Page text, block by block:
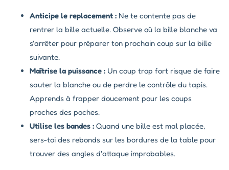
Anticipe le replacement : Ne te contente pas de
rentrer la bille actuelle. Observe où la bille blanche va
s'arrêter pour préparer ton prochain coup sur la bille
suivante.
Maîtrise la puissance : Un coup trop fort risque de faire
sauter la blanche ou de perdre le contrôle du tapis.
Apprends à frapper doucement pour les coups
proches des poches.
Utilise les bandes : Quand une bille est mal placée,
sers-toi des rebonds sur les bordures de la table pour
trouver des angles d'attaque improbables.